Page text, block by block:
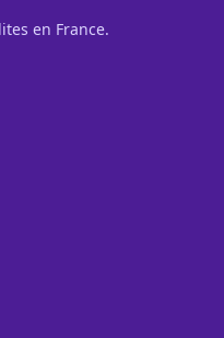
en France.